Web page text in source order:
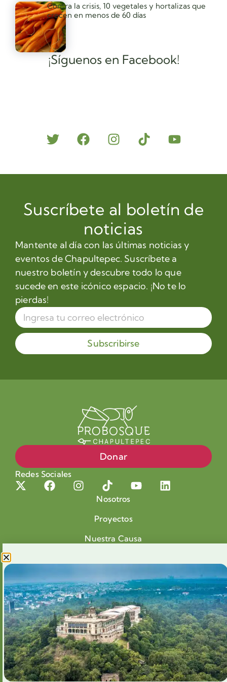
¡Síguenos en Facebook!
Contra la crisis, 10 vegetales y hortalizas que
crecen en menos de 60 días
Suscríbete al boletín de
noticias
Mantente al día con las últimas noticias y
eventos de Chapultepec. Suscríbete a
nuestro boletín y descubre todo lo que
sucede en este icónico espacio. ¡No te lo
pierdas!
Subscribirse
Donar
Redes Sociales
Nosotros
Proyectos
Nuestra Causa
Voluntariado Chapultepec
Aliados
Legales
Prensa
Preguntas Frecuentes
Contacto